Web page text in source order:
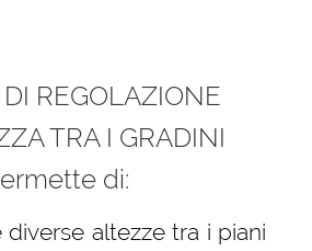
REGOLAZIONE
TRA I GRADINI
di:
diverse altezze tra i piani